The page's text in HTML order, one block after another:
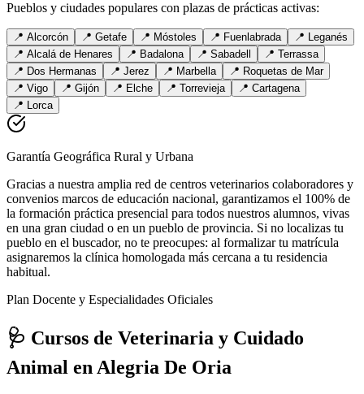
Pueblos y ciudades populares con plazas de prácticas activas:
📍 Alcorcón 📍 Getafe 📍 Móstoles 📍 Fuenlabrada 📍 Leganés
📍 Alcalá de Henares 📍 Badalona 📍 Sabadell 📍 Terrassa
📍 Dos Hermanas 📍 Jerez 📍 Marbella 📍 Roquetas de Mar
📍 Vigo 📍 Gijón 📍 Elche 📍 Torrevieja 📍 Cartagena
📍 Lorca
Garantía Geográfica Rural y Urbana
Gracias a nuestra amplia red de centros veterinarios colaboradores y
convenios marcos de educación nacional, garantizamos el 100% de
la formación práctica presencial para todos nuestros alumnos, vivas
en una gran ciudad o en un pueblo de provincia. Si no localizas tu
pueblo en el buscador, no te preocupes: al formalizar tu matrícula
asignaremos la clínica homologada más cercana a tu residencia
habitual.
Plan Docente y Especialidades Oficiales
🩺 Cursos de Veterinaria y Cuidado
Animal en Alegria De Oria